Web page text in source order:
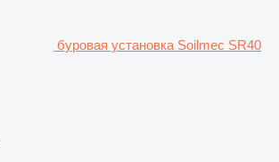
буровая установка Soilmec SR40